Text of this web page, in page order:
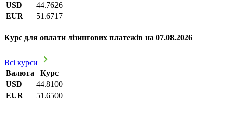
USD
44.7626
EUR
51.6717
Курс для оплати лізингових платежів на 07.08.2026
Всі курси
Валюта
Курс
USD
44.8100
EUR
51.6500